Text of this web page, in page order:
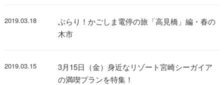
2019.03.18
ぶらり！かごしま電停の旅「高見橋」編・春の
木市
2019.03.15
3月15日（金）身近なリゾート宮崎シーガイア
の満喫プランを特集！